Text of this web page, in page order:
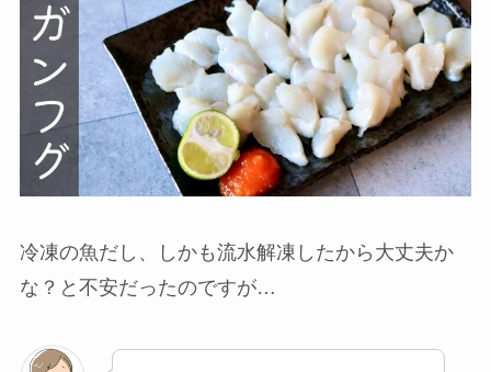
冷凍の魚だし、しかも流水解凍したから大丈夫か
な？と不安だったのですが…